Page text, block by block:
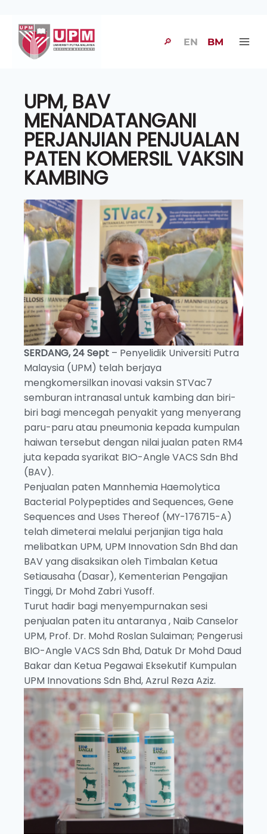
🔎 EN BM
UPM, BAV
MENANDATANGANI
PERJANJIAN PENJUALAN
PATEN KOMERSIL VAKSIN
KAMBING
SERDANG, 24 Sept – Penyelidik Universiti Putra
Malaysia (UPM) telah berjaya
mengkomersilkan inovasi vaksin STVac7
semburan intranasal untuk kambing dan biri-
biri bagi mencegah penyakit yang menyerang
paru-paru atau pneumonia kepada kumpulan
haiwan tersebut dengan nilai jualan paten RM4
juta kepada syarikat BIO-Angle VACS Sdn Bhd
(BAV).
Penjualan paten Mannhemia Haemolytica
Bacterial Polypeptides and Sequences, Gene
Sequences and Uses Thereof (MY-176715-A)
telah dimeterai melalui perjanjian tiga hala
melibatkan UPM, UPM Innovation Sdn Bhd dan
BAV yang disaksikan oleh Timbalan Ketua
Setiausaha (Dasar), Kementerian Pengajian
Tinggi, Dr Mohd Zabri Yusoff.
Turut hadir bagi menyempurnakan sesi
penjualan paten itu antaranya , Naib Canselor
UPM, Prof. Dr. Mohd Roslan Sulaiman; Pengerusi
BIO-Angle VACS Sdn Bhd, Datuk Dr Mohd Daud
Bakar dan Ketua Pegawai Eksekutif Kumpulan
UPM Innovations Sdn Bhd, Azrul Reza Aziz.